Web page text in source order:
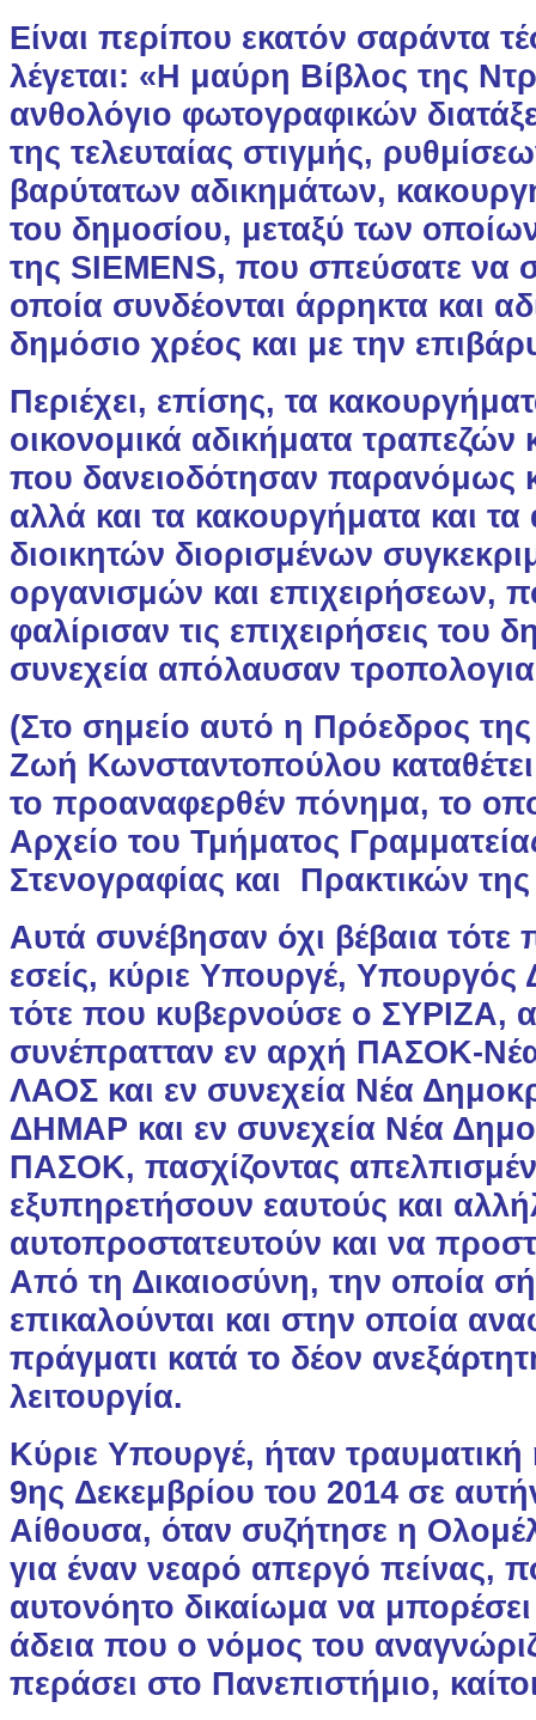
Είναι περίπου εκατόν σαράντα
λέγεται: «Η μαύρη Βίβλος της
ανθολόγιο φωτογραφικών
της τελευταίας στιγμής,
βαρύτατων αδικημάτων,
του δημοσίου, μεταξύ των
της SIEMENS, που σπεύσατε να
οποία συνδέονται άρρηκτα και
δημόσιο χρέος και με την
Περιέχει, επίσης, τα
οικονομικά αδικήματα τραπεζών
που δανειοδότησαν παρανόμως
αλλά και τα κακουργήματα και τα
διοικητών διορισμένων
οργανισμών και επιχειρήσεων,
φαλίρισαν τις επιχειρήσεις του
συνεχεία απόλαυσαν
(Στο σημείο αυτό η Πρόεδρος
Ζωή Κωνσταντοπούλου καταθέτει
το προαναφερθέν πόνημα, το
Αρχείο του Τμήματος
Στενογραφίας και Πρακτικών
Αυτά συνέβησαν όχι βέβαια
εσείς, κύριε Υπουργέ, Υπουργός
τότε που κυβερνούσε ο ΣΥΡΙΖΑ,
συνέπρατταν εν αρχή ΠΑΣΟΚ-
ΛΑΟΣ και εν συνεχεία Νέα
ΔΗΜΑΡ και εν συνεχεία Νέα
ΠΑΣΟΚ, πασχίζοντας
εξυπηρετήσουν εαυτούς και
αυτοπροστατευτούν και να
Από τη Δικαιοσύνη, την οποία
επικαλούνται και στην οποία
πράγματι κατά το δέον
λειτουργία.
Κύριε Υπουργέ, ήταν τραυματική
9ης Δεκεμβρίου του 2014 σε
Αίθουσα, όταν συζήτησε η
για έναν νεαρό απεργό πείνας,
αυτονόητο δικαίωμα να
άδεια που ο νόμος του
περάσει στο Πανεπιστήμιο,